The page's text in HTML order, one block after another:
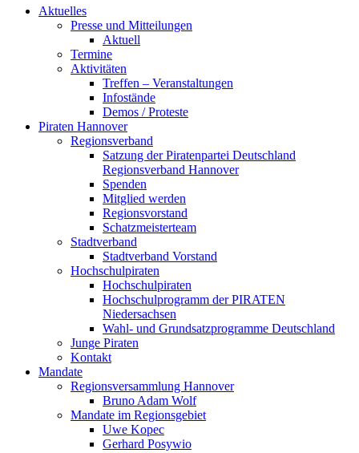
Aktuelles
Presse und Mitteilungen
Aktuell
Termine
Aktivitäten
Treffen – Veranstaltungen
Infostände
Demos / Proteste
Piraten Hannover
Regionsverband
Satzung der Piratenpartei Deutschland
Regionsverband Hannover
Spenden
Mitglied werden
Regionsvorstand
Schatzmeisterteam
Stadtverband
Stadtverband Vorstand
Hochschulpiraten
Hochschulpiraten
Hochschulprogramm der PIRATEN
Niedersachsen
Wahl- und Grundsatzprogramme Deutschland
Junge Piraten
Kontakt
Mandate
Regionsversammlung Hannover
Bruno Adam Wolf
Mandate im Regionsgebiet
Uwe Kopec
Gerhard Posywio